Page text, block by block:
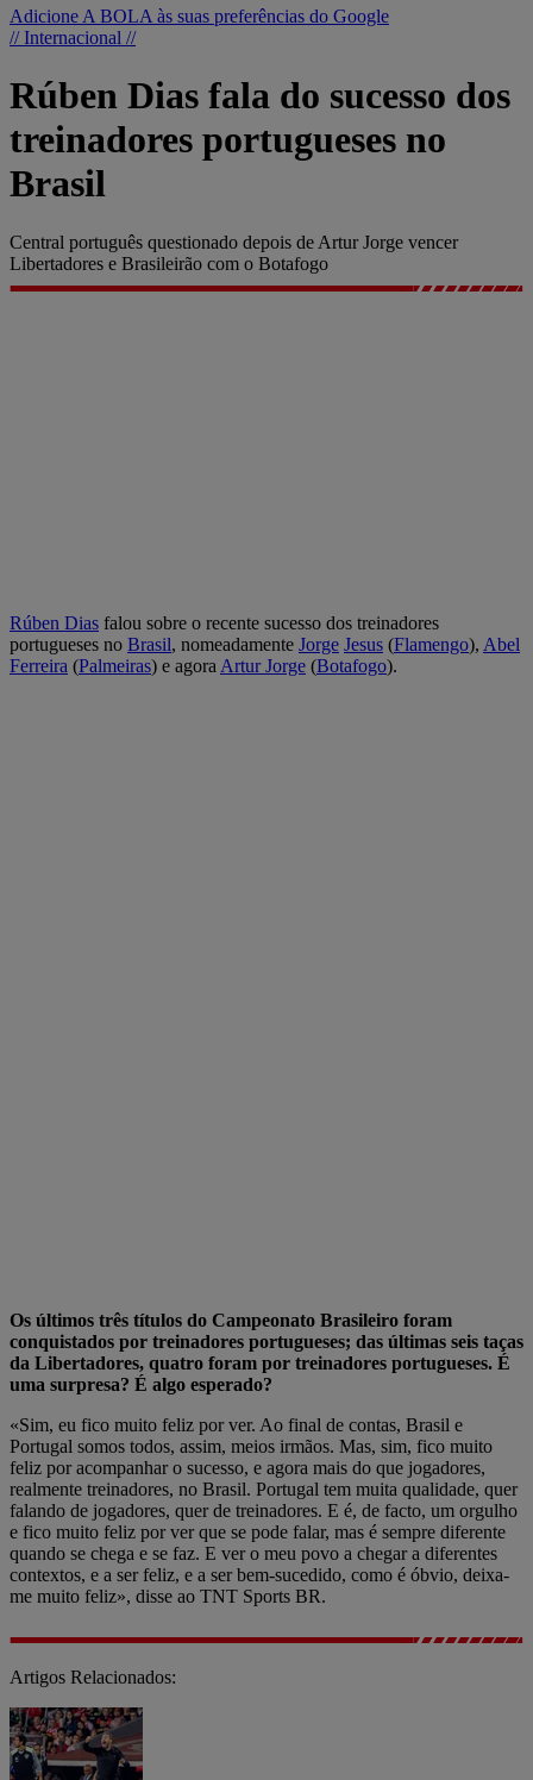
Adicione A BOLA às suas preferências do Google
// Internacional //
Rúben Dias fala do sucesso dos
treinadores portugueses no
Brasil
Central português questionado depois de Artur Jorge vencer
Libertadores e Brasileirão com o Botafogo
Rúben Dias falou sobre o recente sucesso dos treinadores
portugueses no Brasil, nomeadamente Jorge Jesus (Flamengo), Abel
Ferreira (Palmeiras) e agora ArturJorge (Botafogo).
Os últimos três títulos do Campeonato Brasileiro foram
conquistados por treinadores portugueses; das últimas seis taças
da Libertadores, quatro foram por treinadores portugueses. É
uma surpresa? É algo esperado?
«Sim, eu fico muito feliz por ver. Ao final de contas, Brasil e
Portugal somos todos, assim, meios irmãos. Mas, sim, fico muito
feliz por acompanhar o sucesso, e agora mais do que jogadores,
realmente treinadores, no Brasil. Portugal tem muita qualidade, quer
falando de jogadores, quer de treinadores. E é, de facto, um orgulho
e fico muito feliz por ver que se pode falar, mas é sempre diferente
quando se chega e se faz. E ver o meu povo a chegar a diferentes
contextos, e a ser feliz, e a ser bem-sucedido, como é óbvio, deixa-
me muito feliz», disse ao TNT Sports BR.
Artigos Relacionados: